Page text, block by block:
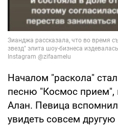
Началом "раскола"
песню "Космос
Алан. Певица
увидеть совсем